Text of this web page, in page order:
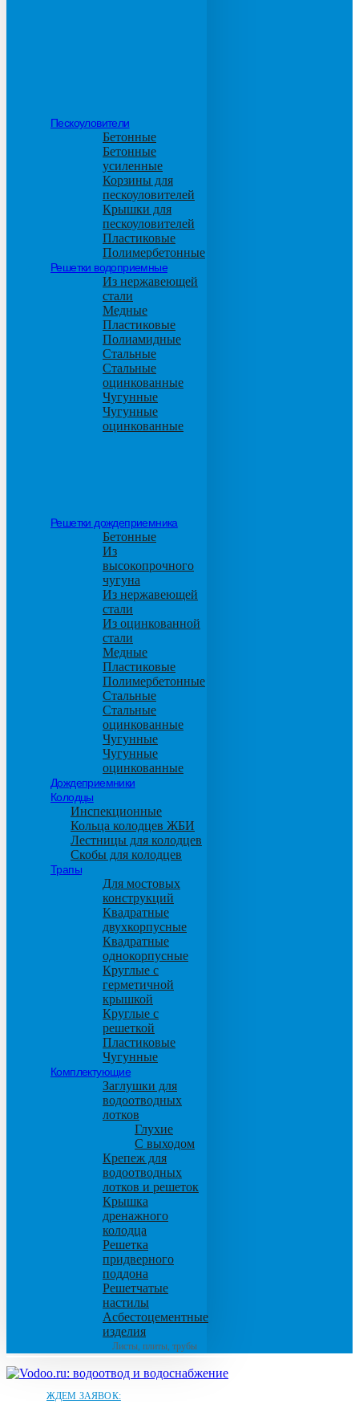
Пескоуловители
Бетонные
Бетонные
усиленные
Корзины для
пескоуловителей
Крышки для
пескоуловителей
Пластиковые
Полимербетонные
Решетки водоприемные
Из нержавеющей
стали
Медные
Пластиковые
Полиамидные
Стальные
Стальные
оцинкованные
Чугунные
Чугунные
оцинкованные
Решетки дождеприемника
Бетонные
Из
высокопрочного
чугуна
Из нержавеющей
стали
Из оцинкованной
стали
Медные
Пластиковые
Полимербетонные
Стальные
Стальные
оцинкованные
Чугунные
Чугунные
оцинкованные
Дождеприемники
Колодцы
Инспекционные
Кольца колодцев ЖБИ
Лестницы для колодцев
Скобы для колодцев
Трапы
Для мостовых
конструкций
Квадратные
двухкорпусные
Квадратные
однокорпусные
Круглые с
герметичной
крышкой
Круглые с
решеткой
Пластиковые
Чугунные
Комплектующие
Заглушки для
водоотводных
лотков
Глухие
С выходом
Крепеж для
водоотводных
лотков и решеток
Крышка
дренажного
колодца
Решетка
придверного
поддона
Решетчатые
настилы
Асбестоцементные
изделия
Листы, плиты, трубы
ЖДЕМ ЗАЯВОК: